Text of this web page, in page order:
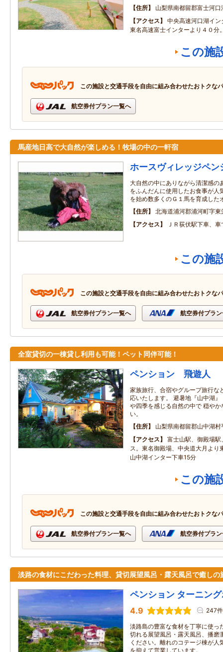
住所
山梨県南都留郡富士河
アクセス
中央高速河口湖イ
東名高速富士インターより４０分
この施
この施設と交通手段を自由に組み合わせたおトクな
航空券付プラン一覧へ
馬産地日高で大自然が楽しめる！牧場の中の一軒宿
ホースヴィレッジペン
大自然の中にありながら清潔感の
をふんだんに使用したお食事が人
を始め数多くのＧ１馬を育成した
住所
北海道浦河郡浦河町字
アクセス
ＪＲ荻伏駅下車、
この施
この施設と交通手段を自由に組み合わせたおトクな
航空券付プラン一覧へ 航空券付プラ
全室貸切の一棟貸し利用も可能！ペット同伴可能！
ペンション 飛遊人
家族旅行、合宿やグループ旅行な
応いたします。 避暑地『山中湖
や四季を感じる自然の中で 穏や
い。
住所
山梨県南都留郡山中湖
アクセス
富士山駅、御殿場
ス。東名御殿場、中央道大月より
山中湖インター下車15分
この施
この施設と交通手段を自由に組み合わせたおトクな
航空券付プラン一覧へ 航空券付プラ
淡路の食材にこだわった料理、貸切展望風呂・露天風呂で癒しの
ペンション ターニン
4.9 247件
淡路島の豊富な食材を丁寧に使っ
切れる展望風呂・露天風呂、播磨
ください。離れのコテージ棟が人
を抑えて営業しています。